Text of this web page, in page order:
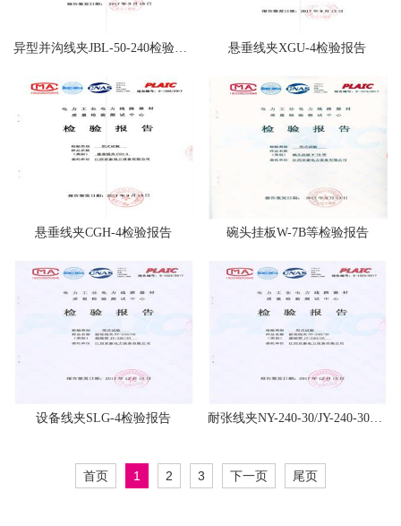
异型并沟线夹JBL-50-240检验报告 悬垂线夹XGU-4检验报告
悬垂线夹CGH-4检验报告 碗头挂板W-7B等检验报告
设备线夹SLG-4检验报告 耐张线夹NY-240-30/JY-240-30检验报告
首页 1 2 3 下一页 尾页